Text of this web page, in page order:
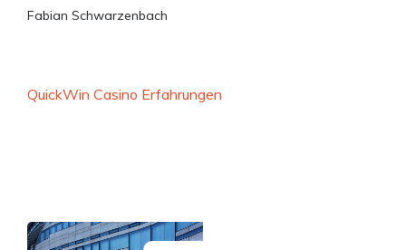
Fabian Schwarzenbach
QuickWin Casino Erfahrungen